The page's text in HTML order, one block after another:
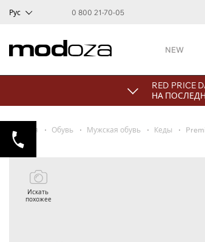
Рус 0 800 21-70-05
NEW
RED PRICE
НА
Главная Обувь Мужская обувь Кеды
Искать
похожее